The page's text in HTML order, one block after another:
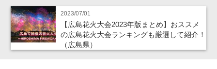
2023/07/01
【広島花火大会2023年版まとめ】おススメ
の広島花火大会ランキングも厳選して紹介！
（広島県）